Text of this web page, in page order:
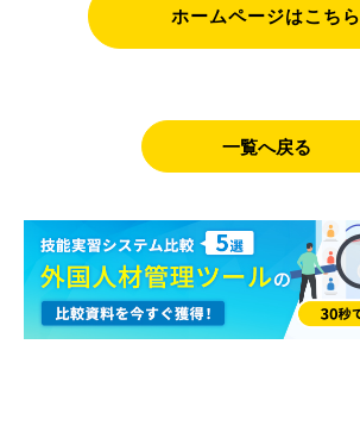
ホームページはこちら
一覧へ戻る